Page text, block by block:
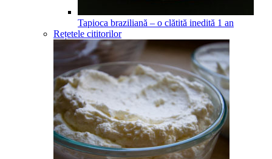
Tapioca braziliană – o clătită inedită 1 an
Rețetele cititorilor